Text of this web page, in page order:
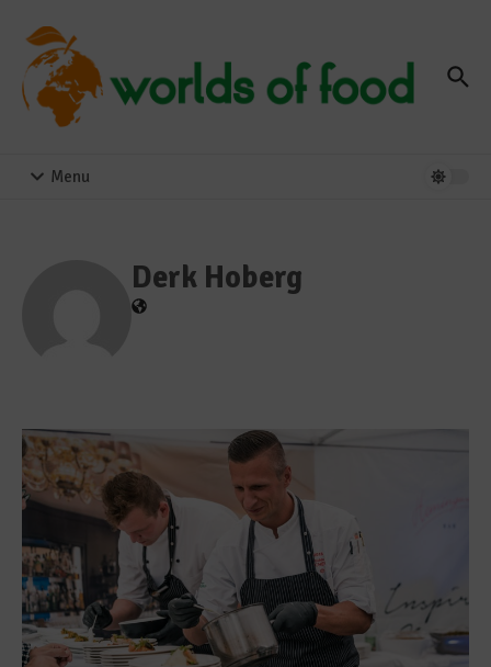
Menu
Derk Hoberg